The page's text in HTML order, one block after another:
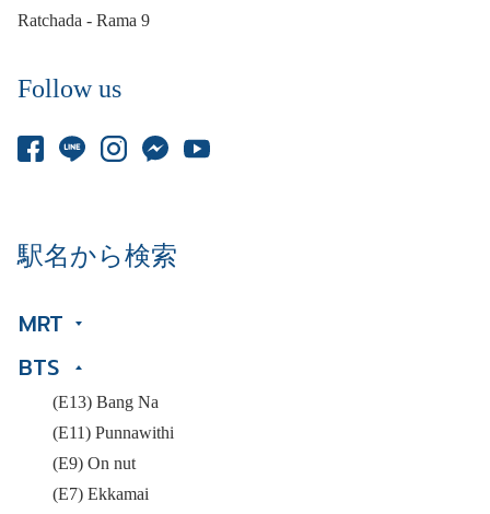
Ratchada - Rama 9
Follow us
駅名から検索
MRT
BTS
(E13) Bang Na
(E11) Punnawithi
(E9) On nut
(E7) Ekkamai